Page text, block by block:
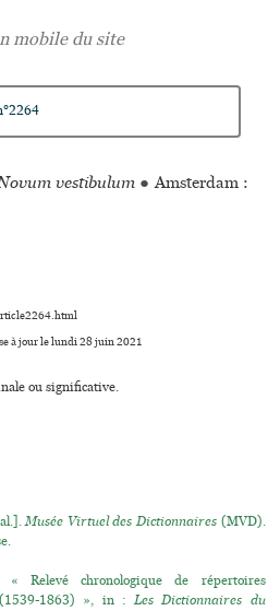
vestibulum ● Amsterdam :
à jour le lundi 28 juin 2021
ou significative.
Musée Virtuel des Dictionnaires(MVD).
« Relevé chronologique de répertoires
(1539-1863) », in :Les Dictionnaires du